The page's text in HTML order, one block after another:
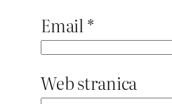
Email*
Web stranica